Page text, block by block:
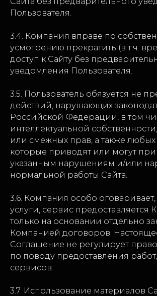
Пользователя.
3.4. Компания вправе по
усмотрению прекратить (в т.ч.
доступ к Сайту без
уведомления Пользователя.
3.5. Пользователь обязуется не
действий, нарушающих
Российской Федерации, в том
интеллектуальной
или смежных прав, а также
которые приводят или могут
указанным нарушениям и/или
нормальной работы Сайта.
3.6. Компания особо
услуги, сервис предоставляется
только на основании отдельно
Компанией договоров.
Соглашение не регулирует
по поводу предоставления работ,
сервисов.
3.7. Использование материалов
Позвонить